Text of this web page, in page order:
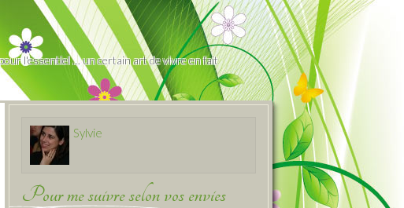
l'essentiel … un certain art de vivre en fait
Sylvie
Pour me suivre selon vos envies